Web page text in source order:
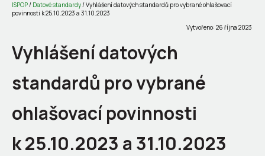
ISPOP/ Datové standardy/Vyhlášení datových standardů pro vybrané ohlašovací
povinnosti k 25.10.2023 a 31.10.2023
Vytvořeno: 26 října 2023
Vyhlášení datových
standardů pro vybrané
ohlašovací povinnosti
k 25.10.2023 a 31.10.2023